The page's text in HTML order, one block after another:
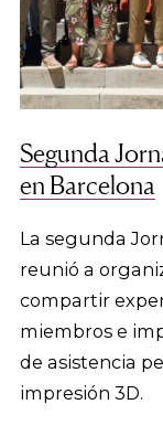
Segunda
en Barcelona
La segunda
reunió a
compartir
miembros e
de asistencia
impresión 3D.